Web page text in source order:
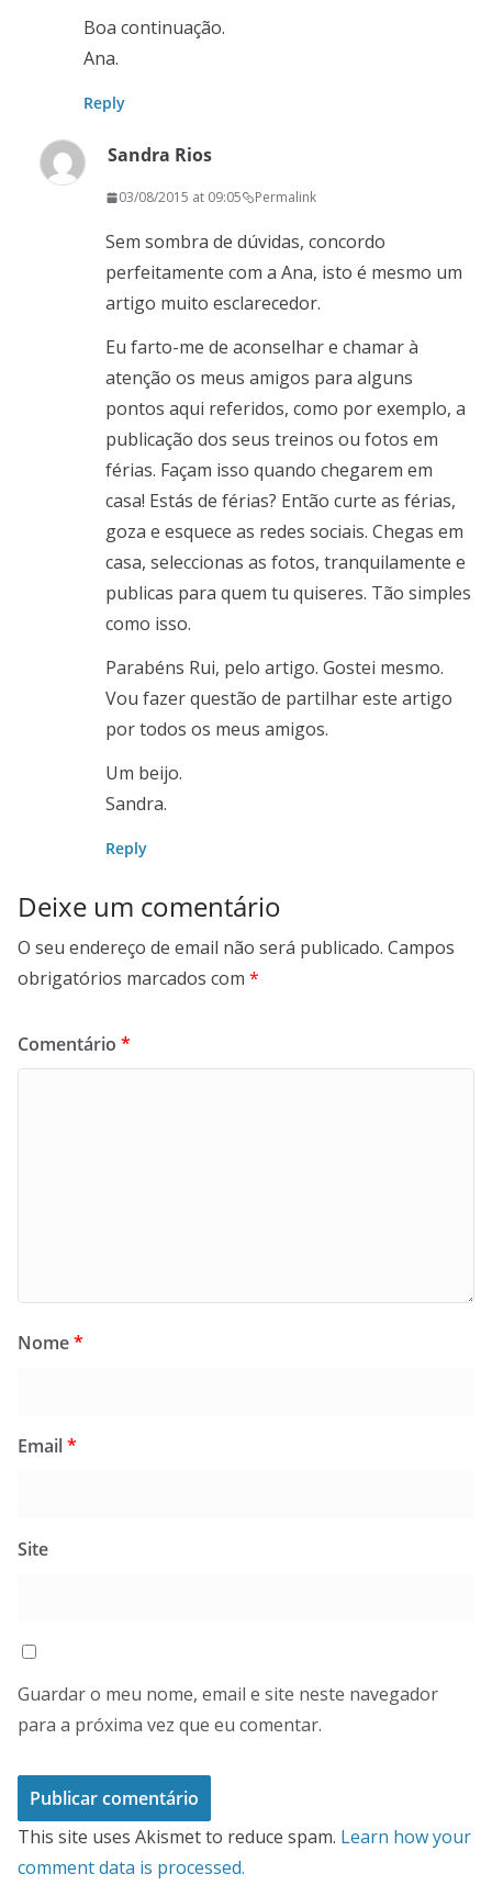
Boa continuação.
Ana.
Reply
Sandra Rios
03/08/2015 at 09:05 Permalink
Sem sombra de dúvidas, concordo
perfeitamente com a Ana, isto é mesmo um
artigo muito esclarecedor.
Eu farto-me de aconselhar e chamar à
atenção os meus amigos para alguns
pontos aqui referidos, como por exemplo, a
publicação dos seus treinos ou fotos em
férias. Façam isso quando chegarem em
casa! Estás de férias? Então curte as férias,
goza e esquece as redes sociais. Chegas em
casa, seleccionas as fotos, tranquilamente e
publicas para quem tu quiseres. Tão simples
como isso.
Parabéns Rui, pelo artigo. Gostei mesmo.
Vou fazer questão de partilhar este artigo
por todos os meus amigos.
Um beijo.
Sandra.
Reply
Deixe um comentário
O seu endereço de email não será publicado. Campos
obrigatórios marcados com *
Comentário *
Nome*
Email*
Site
Guardar o meu nome, email e site neste navegador
para a próxima vez que eu comentar.
This site uses Akismet to reduce spam. Learn how your
comment data is processed.